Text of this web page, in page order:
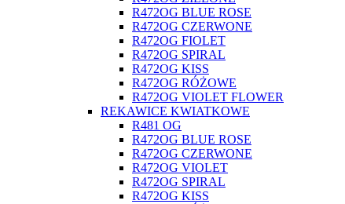
R472OG BLUE ROSE
R472OG CZERWONE
R472OG FIOLET
R472OG SPIRAL
R472OG KISS
R472OG RÓŻOWE
R472OG VIOLET FLOWER
REKAWICE KWIATKOWE
R481 OG
R472OG BLUE ROSE
R472OG CZERWONE
R472OG VIOLET
R472OG SPIRAL
R472OG KISS